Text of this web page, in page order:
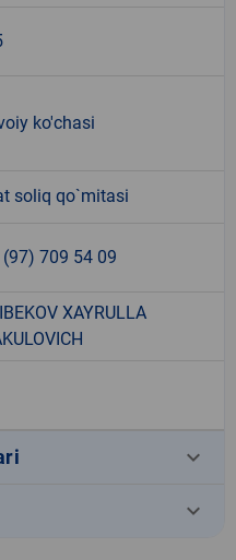
ko'chasi
soliq qo`mitasi
709 54 09
XAYRULLA
keyboard_arrow_down
keyboard_arrow_down